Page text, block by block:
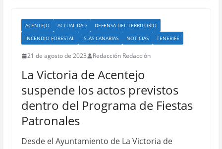
ACENTEJO ACTUALIDAD
DEFENSA DEL TERRITORIO
INCENDIO FORESTAL
ISLAS CANARIAS NOTICIAS TENERIFE
21 de agosto de 2023 Redacción Redacción
La Victoria de Acentejo
suspende los actos previstos
dentro del Programa de Fiestas
Patronales
Desde el Ayuntamiento de La Victoria de